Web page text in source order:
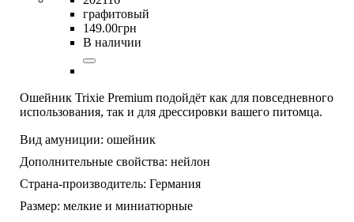
графитовый
149.00грн
В наличии
Ошейник Trixie Premium подойдёт как для повседневного
использования, так и для дрессировки вашего питомца.
Вид амуниции: ошейник
Дополнительные свойства: нейлон
Страна-производитель: Германия
Размер: мелкие и миниатюрные